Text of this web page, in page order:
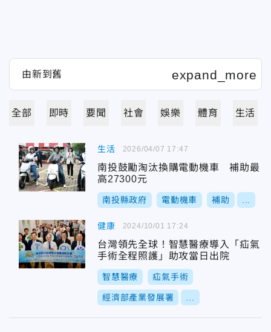
全部 即時 要聞 社會 娛樂 體育 生活
生活
南投鼓勵淘汰換購電動機車 補助最
高27300元
南投縣政府 電動機車 補助
2026/04/07 17:47
健康
台灣領先全球！智慧醫療導入「疝氣
手術全程照護」助攻當日出院
智慧醫療 疝氣手術
經濟部產業發展署
2024/10/01 17:24